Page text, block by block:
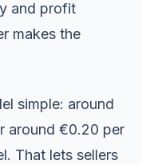
and profit
makes the
simple: around
around €0.20 per
That lets sellers